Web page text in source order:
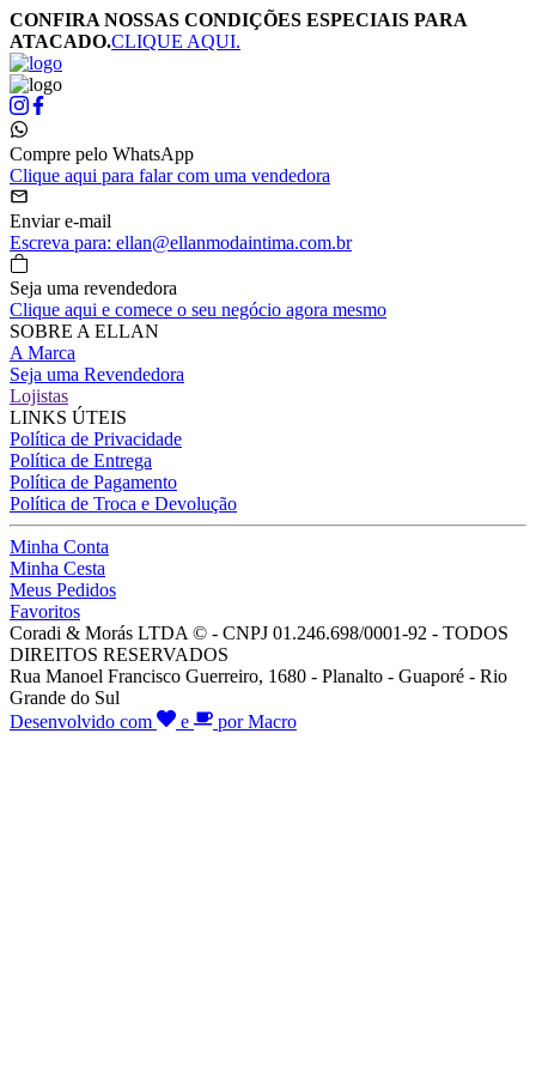
CONFIRA NOSSAS CONDIÇÕES ESPECIAIS PARA
ATACADO.CLIQUE AQUI.
Compre pelo WhatsApp
Clique aqui para falar com uma vendedora
Enviar e-mail
Escreva para: ellan@ellanmodaintima.com.br
Seja uma revendedora
Clique aqui e comece o seu negócio agora mesmo
SOBRE A ELLAN
A Marca
Seja uma Revendedora
Lojistas
LINKS ÚTEIS
Política de Privacidade
Política de Entrega
Política de Pagamento
Política de Troca e Devolução
Minha Conta
Minha Cesta
Meus Pedidos
Favoritos
Coradi & Morás LTDA © - CNPJ 01.246.698/0001-92 - TODOS
DIREITOS RESERVADOS
Rua Manoel Francisco Guerreiro, 1680 - Planalto - Guaporé - Rio
Grande do Sul
Desenvolvido com
e por Macro